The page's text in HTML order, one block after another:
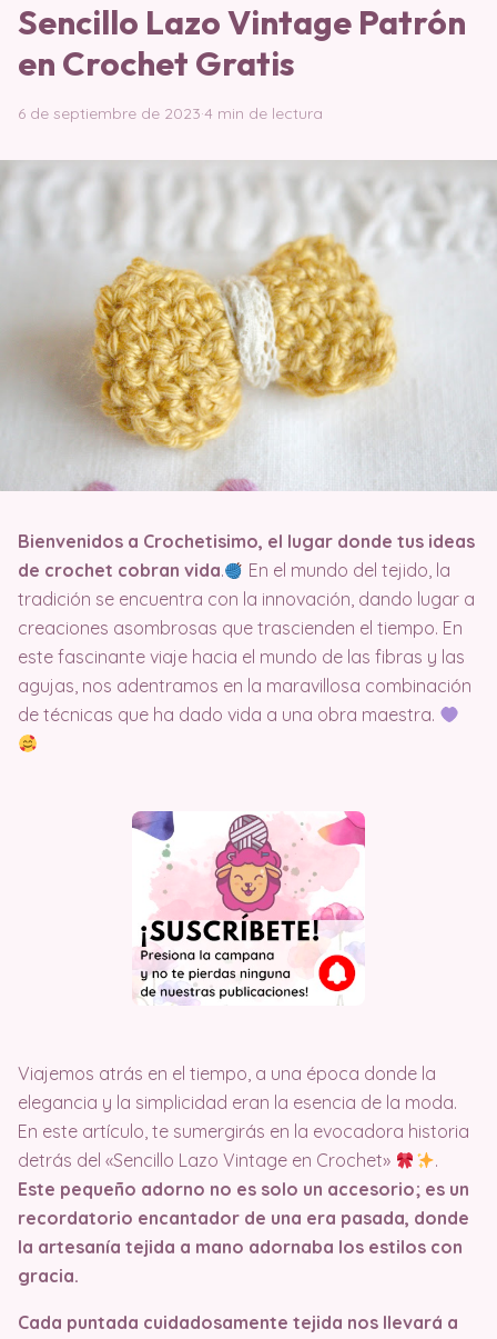
Sencillo Lazo Vintage Patrón
en Crochet Gratis
6 de septiembre de 2023·4 min de lectura
Bienvenidos a Crochetisimo, el lugar donde tus ideas
de crochet cobran vida.
En el mundo del tejido, la
tradición se encuentra con la innovación, dando lugar a
creaciones asombrosas que trascienden el tiempo. En
este fascinante viaje hacia el mundo de las fibras y las
agujas, nos adentramos en la maravillosa combinación
de técnicas que ha dado vida a una obra maestra.
Viajemos atrás en el tiempo, a una época donde la
elegancia y la simplicidad eran la esencia de la moda.
En este artículo, te sumergirás en la evocadora historia
detrás del «Sencillo Lazo Vintage en Crochet»
.
Este pequeño adorno no es solo un accesorio; es un
recordatorio encantador de una era pasada, donde
la artesanía tejida a mano adornaba los estilos con
gracia.
Cada puntada cuidadosamente tejida nos llevará a